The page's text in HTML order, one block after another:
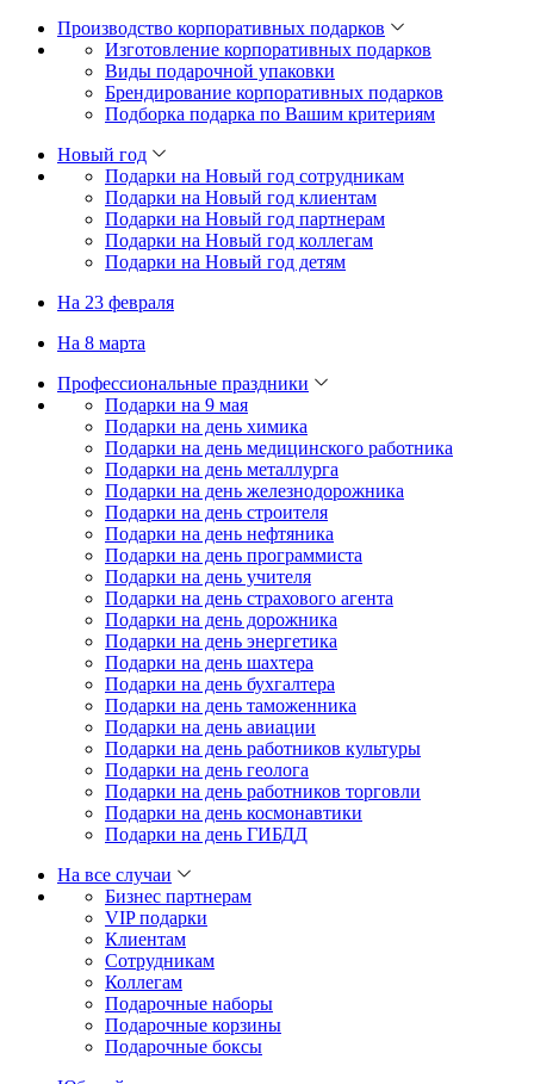
Производство корпоративных подарков
Изготовление корпоративных подарков
Виды подарочной упаковки
Брендирование корпоративных подарков
Подборка подарка по Вашим критериям
Новый год
Подарки на Новый год сотрудникам
Подарки на Новый год клиентам
Подарки на Новый год партнерам
Подарки на Новый год коллегам
Подарки на Новый год детям
На 23 февраля
На 8 марта
Профессиональные праздники
Подарки на 9 мая
Подарки на день химика
Подарки на день медицинского работника
Подарки на день металлурга
Подарки на день железнодорожника
Подарки на день строителя
Подарки на день нефтяника
Подарки на день программиста
Подарки на день учителя
Подарки на день страхового агента
Подарки на день дорожника
Подарки на день энергетика
Подарки на день шахтера
Подарки на день бухгалтера
Подарки на день таможенника
Подарки на день авиации
Подарки на день работников культуры
Подарки на день геолога
Подарки на день работников торговли
Подарки на день космонавтики
Подарки на день ГИБДД
На все случаи
Бизнес партнерам
VIP подарки
Клиентам
Сотрудникам
Коллегам
Подарочные наборы
Подарочные корзины
Подарочные боксы